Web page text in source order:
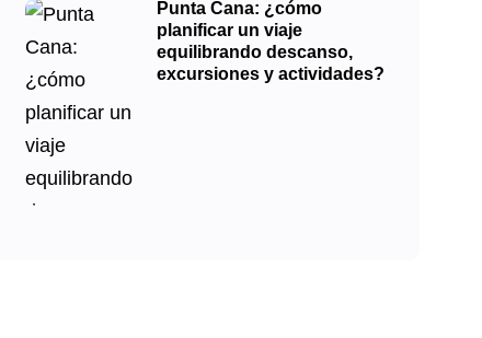
Punta Cana: ¿cómo
planificar un viaje
equilibrando descanso,
excursiones y actividades?